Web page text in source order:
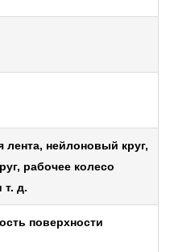
лента, нейлоновый круг,
рабочее колесо
т. д.
поверхности